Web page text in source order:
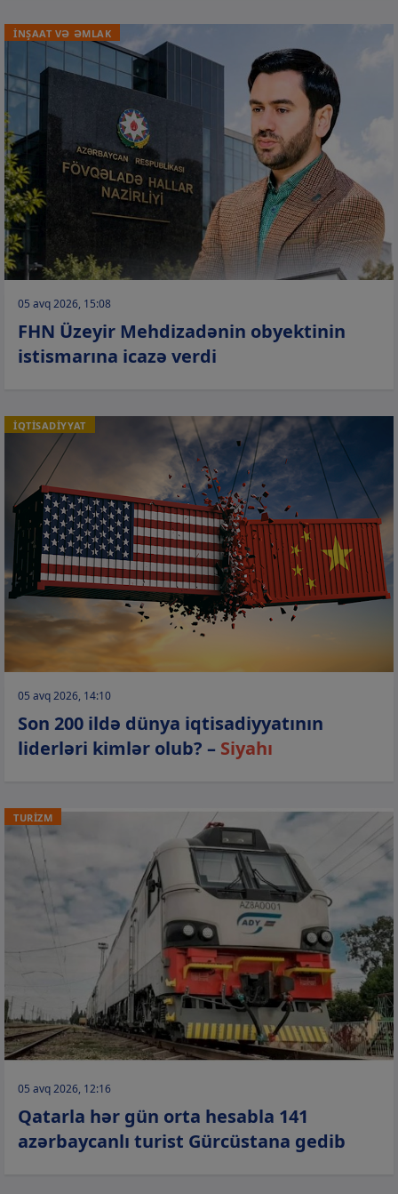
İNŞAAT VƏ ƏMLAK
05 avq 2026, 15:08
FHN Üzeyir Mehdizadənin obyektinin
istismarına icazə verdi
İQTİSADİYYAT
05 avq 2026, 14:10
Son 200 ildə dünya iqtisadiyyatının
liderləri kimlər olub? – Siyahı
TURİZM
05 avq 2026, 12:16
Qatarla hər gün orta hesabla 141
azərbaycanlı turist Gürcüstana gedib